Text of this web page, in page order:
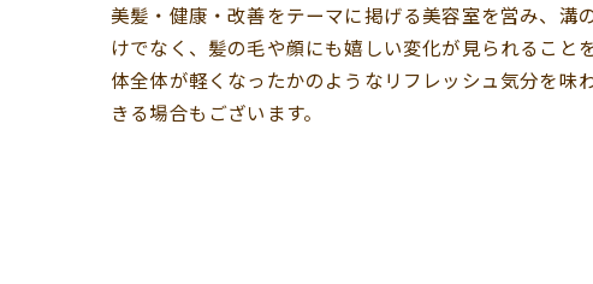
美髪・健康・改善をテーマに掲げる美容室を営み、
けでなく、髪の毛や顔にも嬉しい変化が見られること
体全体が軽くなったかのようなリフレッシュ気分を
きる場合もございます。